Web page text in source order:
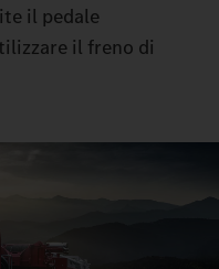
il pedale
il freno di